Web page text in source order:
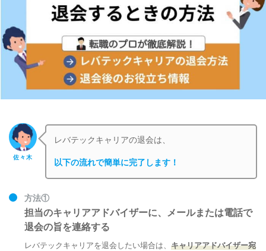
佐々木
レバテックキャリアの退会は、
以下の流れで簡単に完了します！
方法①
担当のキャリアアドバイザーに、メールまたは電話で
退会の旨を連絡する
レバテックキャリアを退会したい場合は、キャリアアドバイザー宛